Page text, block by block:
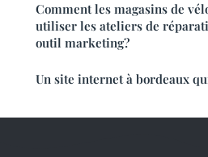
Comment les magasins de
utiliser les ateliers de
outil marketing?
Un site internet à bordeaux